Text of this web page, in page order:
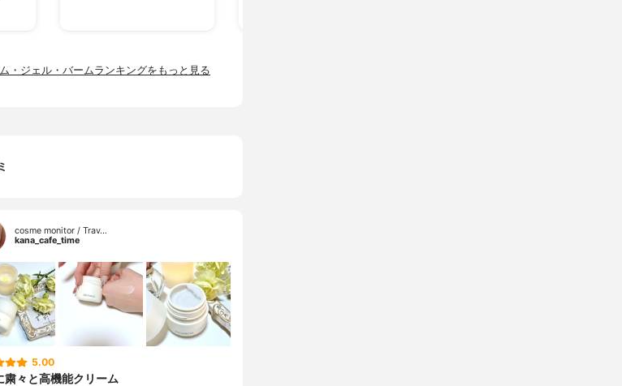
・ジェル・バームランキングをもっと見る
cosme monitor / Trav…
kana_cafe_time
5.00
粛々と高機能クリーム